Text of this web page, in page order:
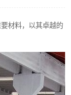
材料，以其卓越的